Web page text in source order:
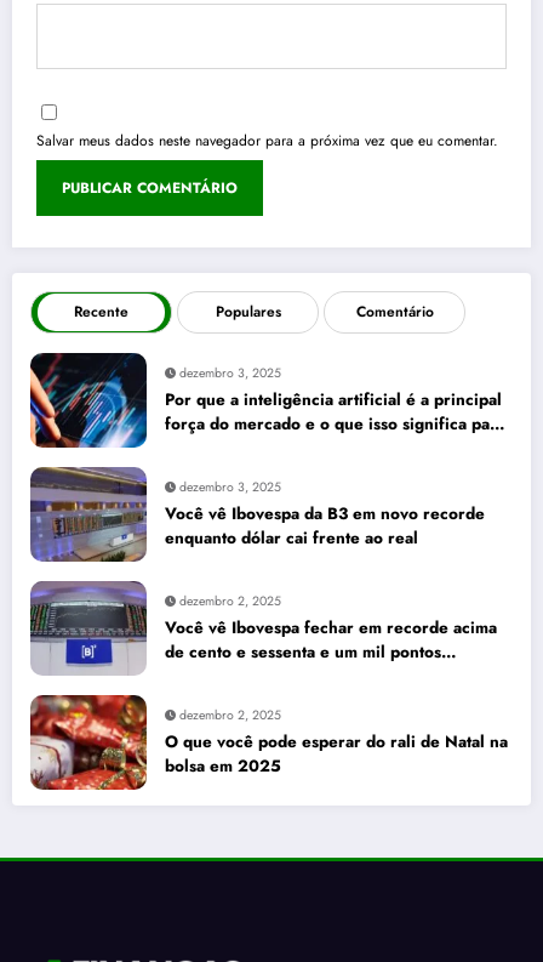
Salvar meus dados neste navegador para a próxima vez que eu comentar.
Recente Populares Comentário
dezembro 3, 2025
Por que a inteligência artificial é a principal
força do mercado e o que isso significa para
dezembro 3, 2025
Você vê Ibovespa da B3 em novo recorde
enquanto dólar cai frente ao real
dezembro 2, 2025
Você vê Ibovespa fechar em recorde acima
de cento e sessenta e um mil pontos
dezembro 2, 2025
O que você pode esperar do rali de Natal na
bolsa em 2025